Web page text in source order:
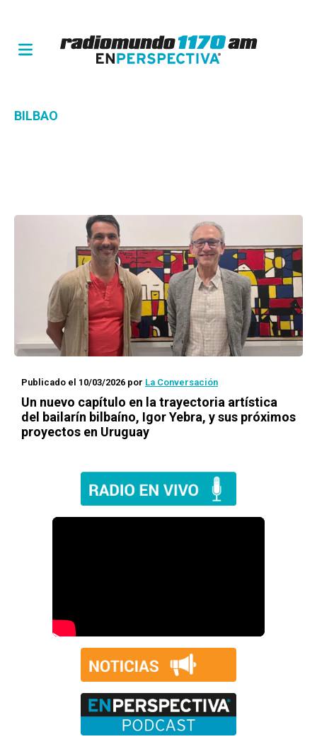
BILBAO
Publicado el 10/03/2026 por La Conversación
Un nuevo capítulo en la trayectoria artística
del bailarín bilbaíno, Igor Yebra, y sus próximos
proyectos en Uruguay